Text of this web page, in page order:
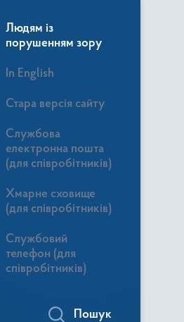
Людям із
порушенням зору
In English
Стара версія сайту
Службова
електронна пошта
(для співробітників)
Хмарне сховище
(для співробітників)
Службовий
телефон (для
співробітників)
Пошук